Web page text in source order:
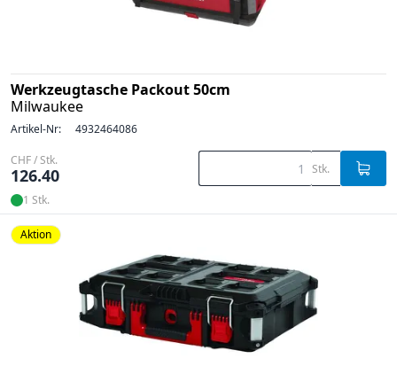
Werkzeugtasche Packout 50cm
Milwaukee
Artikel-Nr: 4932464086
CHF / Stk.
126.40 Stk.
1 Stk.
Aktion